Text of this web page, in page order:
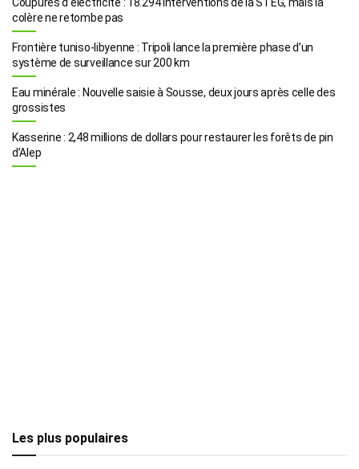
colère ne retombe pas
Frontière tuniso-libyenne : Tripoli lance la première phase d’un
système de surveillance sur 200 km
Eau minérale : Nouvelle saisie à Sousse, deux jours après celle des
grossistes
Kasserine : 2,48 millions de dollars pour restaurer les forêts de pin
d’Alep
Les plus populaires